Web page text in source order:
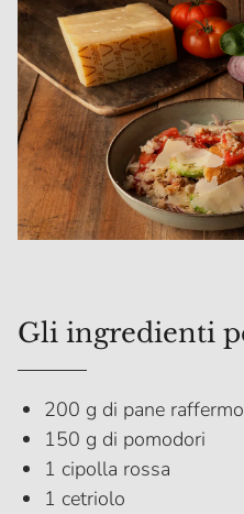
Gli ingredienti
200 g di pane raffermo
150 g di pomodori
1 cipolla rossa
1 cetriolo